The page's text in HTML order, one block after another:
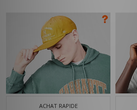
ACHAT RAPIDE